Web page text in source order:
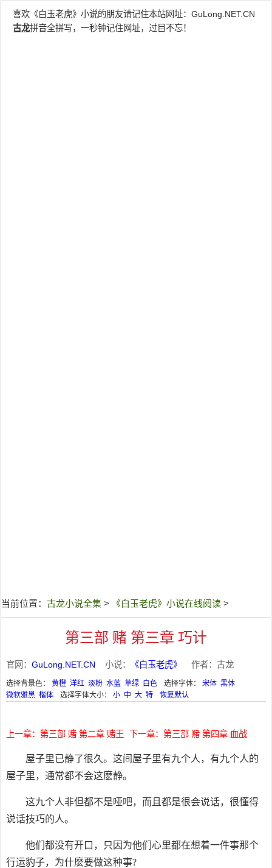
喜欢《白玉老虎》小说的朋友请记住本站网址： GuLong.NET.CN
古龙拼音全拼写，一秒钟记住网址，过目不忘！
当前位置： 古龙小说全集 > 《白玉老虎》小说在线阅读 >
第三部 赌 第三章 巧计
官网： GuLong.NET.CN 小说： 《白玉老虎》 作者：古龙
选择背景色： 黄橙 洋红 淡粉 水蓝 草绿 白色 选择字体： 宋体 黑体
微软雅黑 楷体 选择字体大小： 小 中 大 特 恢复默认
上一章：第三部 赌 第二章 赌王 下一章：第三部 赌 第四章 血战
屋子里已静了很久。这间屋子里有九个人，有九个人的
屋子里，通常都不会这麽静。
这九个人非但都不是哑吧，而且都是很会说话，很懂得
说话技巧的人。
他们都没有开口，只因为他们心里都在想着一件事那个
行运豹子，为什麽要做这种事?